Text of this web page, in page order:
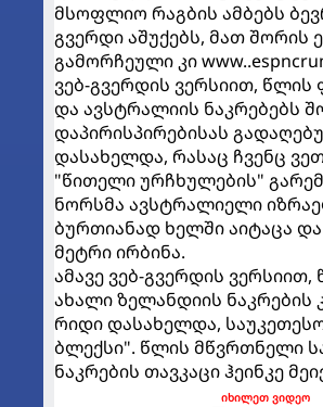
მსოფლიო რაგბის ამბებს
გვერდი აშუქებს, მათ შორის
გამორჩეული კი
ვებ-გვერდის ვერსიით,
და ავსტრალიის ნაკრებებს
დაპირისპირებისას
დასახელდა, რასაც ჩვენც
"წითელი ურჩხულების"
ნორსმა ავსტრალიელი
ბურთიანად ხელში აიტაცა
მეტრი ირბინა.
ამავე ვებ-გვერდის
ახალი ზელანდიის ნაკრების
რიდი დასახელდა,
ბლექსი". წლის მწვრთნელი
ნაკრების თავკაცი ჰეინკე
იხილეთ ვიდეო